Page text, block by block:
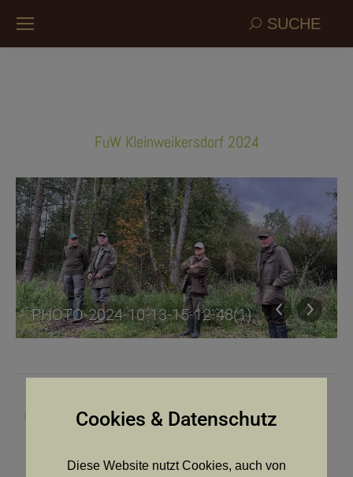
Search:SUCHE
FuW Kleinweikersdorf 2024
PHOTO-2024-10-13-15-12-48(1)
Navigation
Vorheriges
Schorlemer HZP 2024
NÄCHSTES
Cookies & Datenschutz
Diese Website nutzt Cookies, auch von